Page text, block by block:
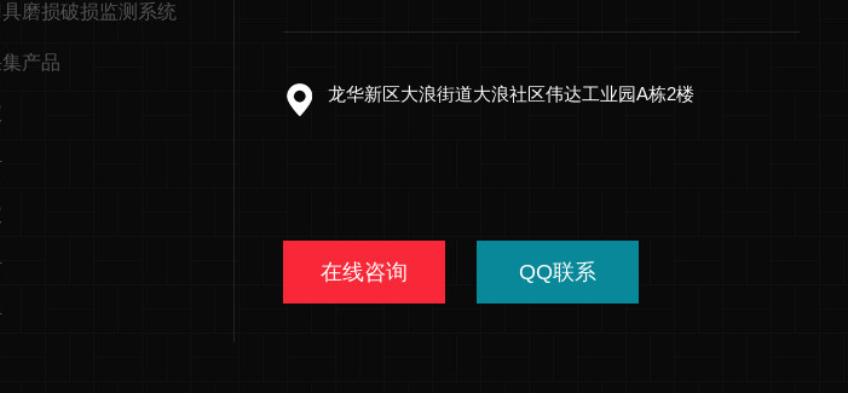
磨损破损监测系统
产品
龙华新区大浪街道大浪社区伟达工业园A栋2楼
在线咨询 QQ联系